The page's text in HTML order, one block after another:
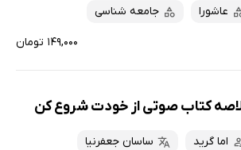
عاشورا جامعه شناسی
۱۴۹,۰۰۰ تومان
کتاب صوتی از خودت شروع کن
اما گرید
ساسان جعفرنیا